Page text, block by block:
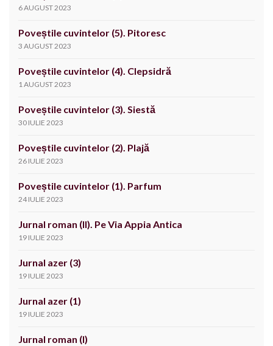
6 AUGUST 2023
Poveștile cuvintelor (5). Pitoresc
3 AUGUST 2023
Poveștile cuvintelor (4). Clepsidră
1 AUGUST 2023
Poveștile cuvintelor (3). Siestă
30 IULIE 2023
Poveștile cuvintelor (2). Plajă
26 IULIE 2023
Poveștile cuvintelor (1). Parfum
24 IULIE 2023
Jurnal roman (II). Pe Via Appia Antica
19 IULIE 2023
Jurnal azer (3)
19 IULIE 2023
Jurnal azer (1)
19 IULIE 2023
Jurnal roman (I)